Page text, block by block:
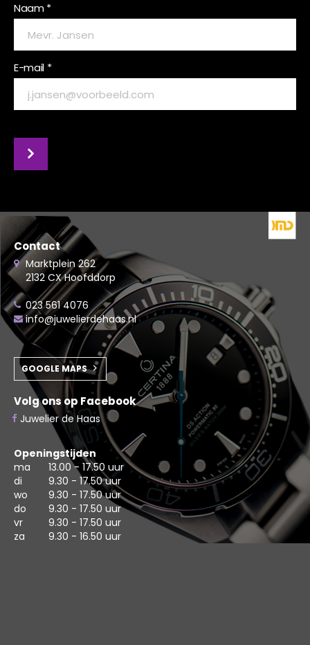
Naam *
E-mail *
Contact
Marktplein 262
2132 CX Hoofddorp
023 561 4076
info@juwelierdehaas.nl
GOOGLE MAPS
Volg ons op Facebook
Juwelier de Haas
Openingstijden
ma
13.00 - 17.50 uur
di
9.30 - 17.50 uur
wo
9.30 - 17.50 uur
do
9.30 - 17.50 uur
vr
9.30 - 17.50 uur
za
9.30 - 16.50 uur